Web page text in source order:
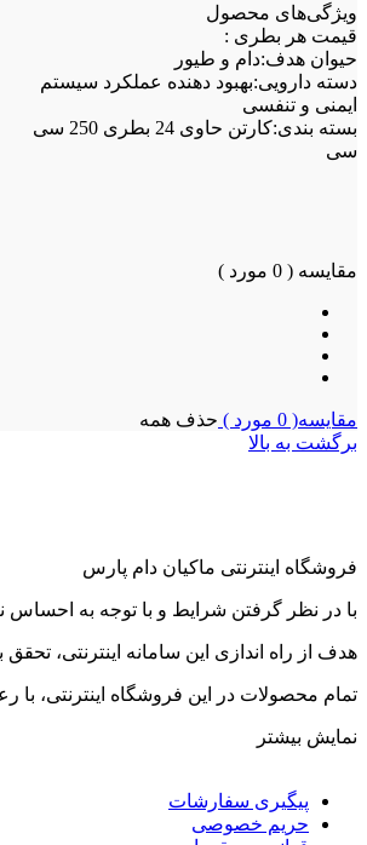
ویژگی‌های محصول
قیمت هر بطری :
حیوان هدف:دام و طیور
دسته دارویی:بهبود دهنده عملکرد سیستم
ایمنی و تنفسی
بسته بندی:
کارتن حاوی 24 بطری 250 سی
سی
مقایسه ( 0 مورد )
مقایسه( 0 مورد ) حذف همه
برگشت به بالا
فروشگاه اینترنتی ماکیان دام پارس
با در نظر گرفتن شرایط و با توجه به احساس
هدف از راه اندازی این سامانه اینترنتی،
تمام محصولات در این فروشگاه اینترنتی، با
نمایش بیشتر
پیگیری سفارشات
حریم خصوصی